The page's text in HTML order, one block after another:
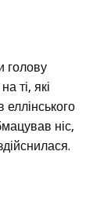
голову
ті, які
еллінського
ніс,